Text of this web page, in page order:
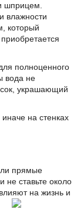
шприцем.
влажности
который
полноценного
вода не
украшающий
на стенках
прямые
не ставьте около
на жизнь и